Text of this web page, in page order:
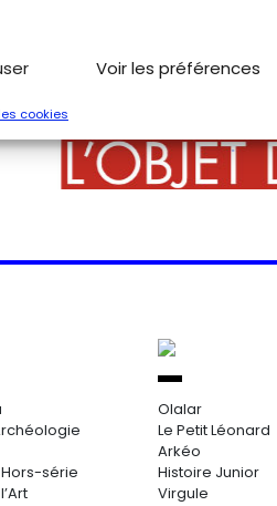
Voir les préférences
cookies
Hors-série
Olalar
Le Petit Léonard
Arkéo
Histoire Junior
Virgule